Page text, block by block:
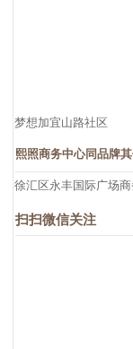
梦想加宜山路社区
熙照商务中心同品牌
徐汇区永丰国际广场
扫扫微信关注